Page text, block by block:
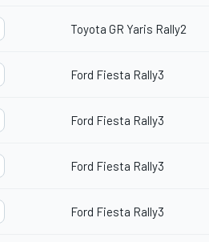
Toyota GR Yaris Rally2
Ford Fiesta Rally3
Ford Fiesta Rally3
Ford Fiesta Rally3
Ford Fiesta Rally3